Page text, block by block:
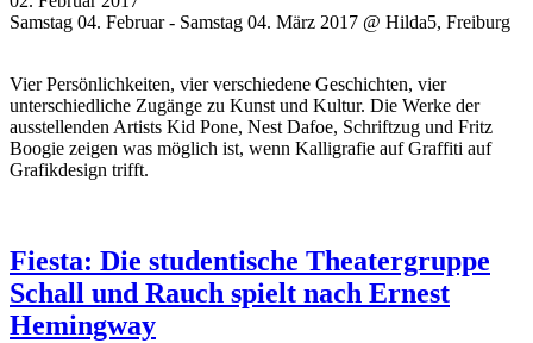
Samstag 04. Februar - Samstag 04. März 2017 @ Hilda5, Freiburg
Vier Persönlichkeiten, vier verschiedene Geschichten, vier
unterschiedliche Zugänge zu Kunst und Kultur. Die Werke der
ausstellenden Artists Kid Pone, Nest Dafoe, Schriftzug und Fritz
Boogie zeigen was möglich ist, wenn Kalligrafie auf Graffiti auf
Grafikdesign trifft.
Fiesta: Die studentische Theatergruppe
Schall und Rauch spielt nach Ernest
Hemingway